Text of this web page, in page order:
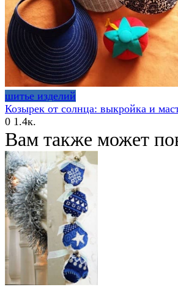
шитье изделий
Козырек от солнца: выкройка и
0 1.4к.
Вам также может